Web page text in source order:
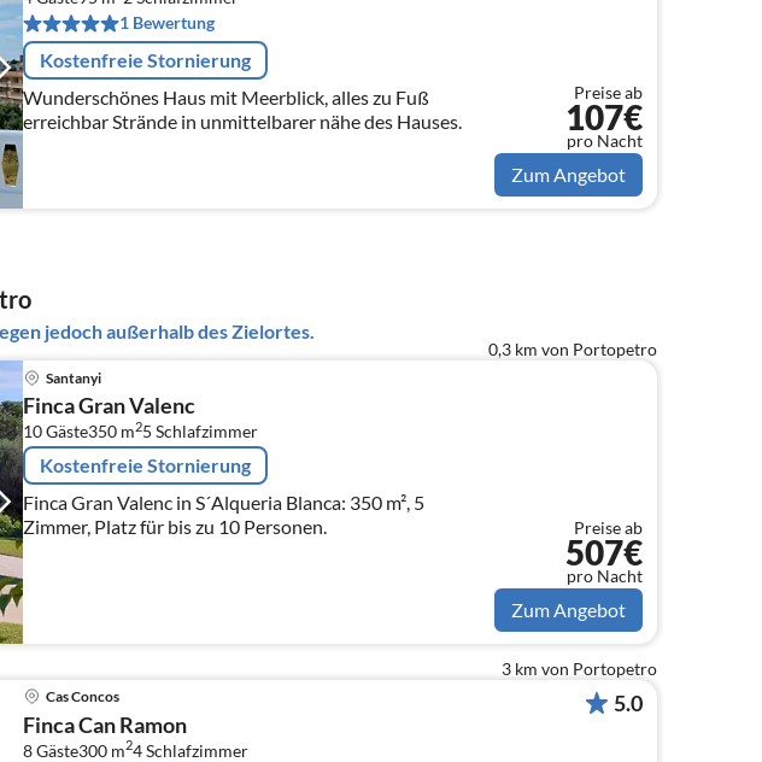
1 Bewertung
Kostenfreie Stornierung
Wunderschönes Haus mit Meerblick, alles zu Fuß
erreichbar Strände in unmittelbarer nähe des Hauses.
Preise ab
107€
pro Nacht
Zum Angebot
jedoch außerhalb des Zielortes.
0,3 km von Portopetro
Santanyi
Finca Gran Valenc
10 Gäste350 m25 Schlafzimmer
Kostenfreie Stornierung
Finca Gran Valenc in S´Alqueria Blanca: 350 m², 5
Zimmer, Platz für bis zu 10 Personen.
Preise ab
507€
pro Nacht
Zum Angebot
3 km von Portopetro
Cas Concos
Finca Can Ramon
8 Gäste300 m24Schlafzimmer
5.0